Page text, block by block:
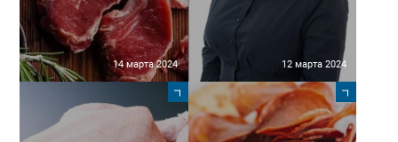
14 марта 2024 12 марта 2024